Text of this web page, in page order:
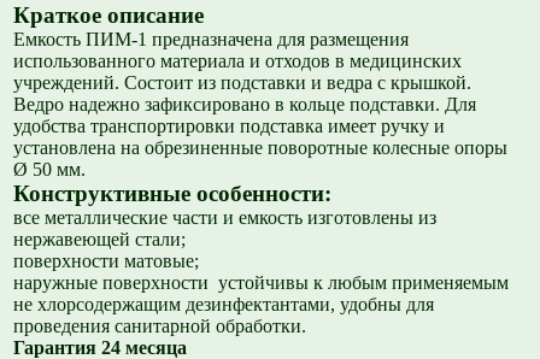
Краткое описание
Емкость ПИМ-1 предназначена для размещения
использованного материала и отходов в медицинских
учреждений. Состоит из подставки и ведра с крышкой.
Ведро надежно зафиксировано в кольце подставки. Для
удобства транспортировки подставка имеет ручку и
установлена на обрезиненные поворотные колесные опоры
Ø 50 мм.
Конструктивные особенности:
все металлические части и емкость изготовлены из
нержавеющей стали;
поверхности матовые;
наружные поверхности устойчивы к любым применяемым
не хлорсодержащим дезинфектантами, удобны для
проведения санитарной обработки.
Гарантия 24 месяца